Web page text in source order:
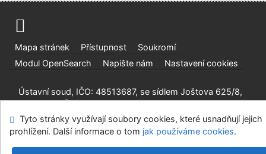
Mapa stránek Přístupnost
Soukromí
Modul OpenSearch
Napište nám Nastavení cookies
Ústavní soud, IČO: 48513687, se sídlem Joštova 625/8,
660 83 Brno
©1993-2026 IPACv.4.8.63a- Cosmotron Bohemia, s.r.o.
Tyto stránky využívají soubory cookies, které usnadňují jejich
prohlížení. Další informace o tom jak používáme cookies.